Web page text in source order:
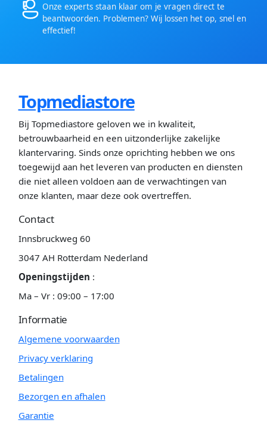
Onze experts staan klaar om je vragen direct te
beantwoorden. Problemen? Wij lossen het op, snel en
effectief!
Topmediastore
Bij Topmediastore geloven we in kwaliteit,
betrouwbaarheid en een uitzonderlijke zakelijke
klantervaring. Sinds onze oprichting hebben we ons
toegewijd aan het leveren van producten en diensten
die niet alleen voldoen aan de verwachtingen van
onze klanten, maar deze ook overtreffen.
Contact
Innsbruckweg 60
3047 AH Rotterdam Nederland
Openingstijden :
Ma – Vr : 09:00 – 17:00
Informatie
Algemene voorwaarden
Privacy verklaring
Betalingen
Bezorgen en afhalen
Garantie